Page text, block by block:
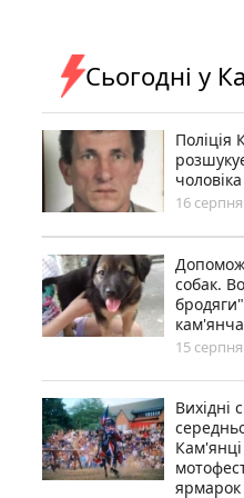
Сьогодні у
Поліція
чоловіка
16
собак.
15
Вихідні
Кам'янці
ярмарок